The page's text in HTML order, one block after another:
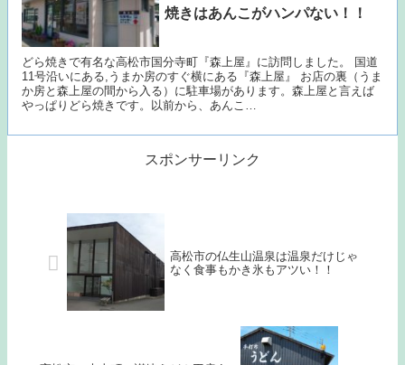
焼きはあんこがハンパない！！
どら焼きで有名な高松市国分寺町『森上屋』に訪問しました。 国道
11号沿いにある,うまか房のすぐ横にある『森上屋』 お店の裏（うま
か房と森上屋の間から入る）に駐車場があります。森上屋と言えば
やっぱりどら焼きです。以前から、あんこ…
スポンサーリンク
高松市の仏生山温泉は温泉だけじゃ
なく食事もかき氷もアツい！！